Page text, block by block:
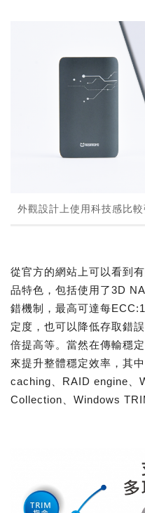
外觀設計上使用科技感比
從官方的網站上可以看到
品特色，包括使用了3D
錯機制，最高可達每
定度，也可以降低存取錯
倍提高等。當然在傳輸穩
來提升整體穩定效率，其
caching、RAID engine、
Collection、Windows